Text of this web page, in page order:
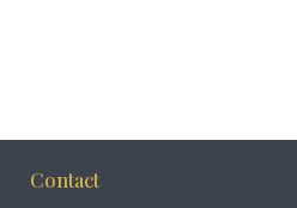
Contact